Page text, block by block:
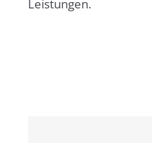
Leistungen.